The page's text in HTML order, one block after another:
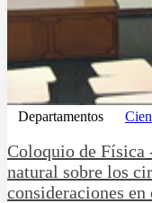
Departamentos
Coloquio de Fí­sica
natural sobre los
consideraciones